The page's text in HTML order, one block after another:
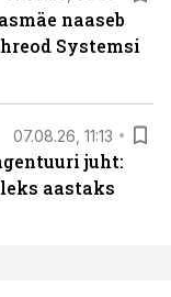
naaseb
Systemsi
07.08.26, 11:13
juht:
aastaks